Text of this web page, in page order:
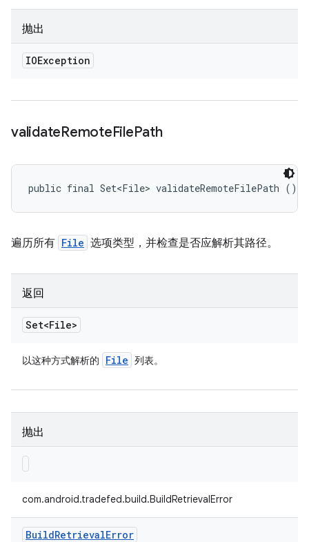
抛出
IOException
validateRemoteFilePath
public final Set<File> validateRemoteFilePath ()
遍历所有 File 选项类型，并检查是否应解析其路径。
返回
Set<File>
以这种方式解析的 File 列表。
抛出
com.android.tradefed.build.BuildRetrievalError
BuildRetrievalError